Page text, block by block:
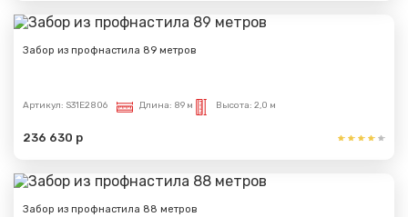
Забор из профнастила 89 метров
Артикул: S31E2806 Длина: 89 м Высота: 2,0 м
236 630 р
Забор из профнастила 88 метров
Сообщение успешно
отправлено
Вами.